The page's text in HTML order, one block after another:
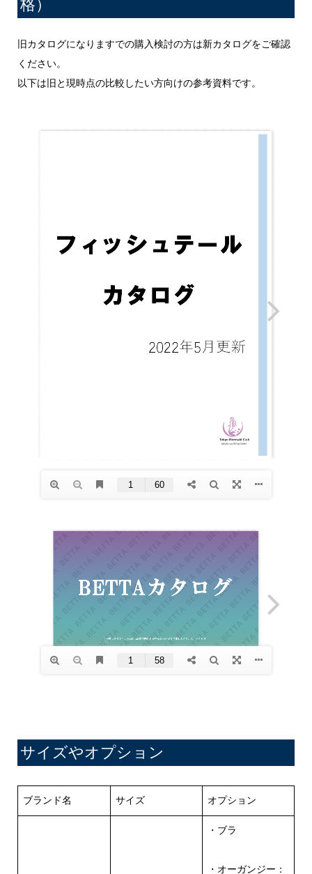
格）
旧カタログになりますでの購入検討の方は新カタログをご確認
ください。
以下は旧と現時点の比較したい方向けの参考資料です。
サイズやオプション
ブランド名 サイズ オプション
・ブラ
・オーガンジー：